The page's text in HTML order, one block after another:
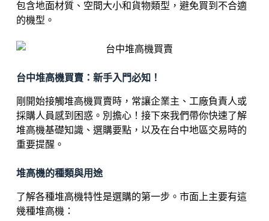
包含地面材質、空間大小和貨物類型，避免買到不合適
的機型。
台中堆高機買賣：新手入門必知！
剛開始接觸堆高機買賣時，常讓企業主、工廠負責人或
採購人員感到困惑。別擔心！接下來我們帶你快速了解
堆高機基礎知識、選購要點，以及在台中地區交易時的
重要提醒。
堆高機的種類與用途
了解各種堆高機特性是選購的第一步。市面上主要有這
幾種堆高機：